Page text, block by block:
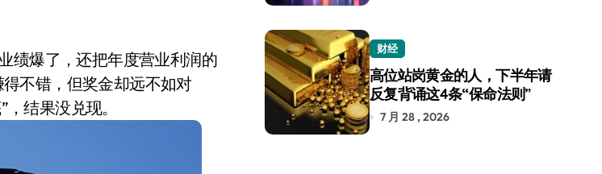
绩爆了，还把年度营业利润的
不错，但奖金却远不如对
结果没兑现。
财经
高位站岗黄金的人，下半年请
反复背诵这4条“保命法则”
7 月 28 , 2026